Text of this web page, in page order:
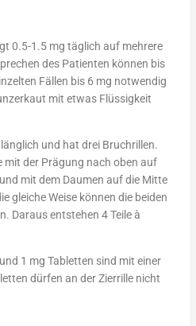
0.5-1.5 mg täglich auf mehrere
des Patienten können bis
Fällen bis 6 mg notwendig
mit etwas Flüssigkeit
und hat drei Bruchrillen.
mit der Prägung nach oben auf
mit dem Daumen auf die Mitte
gleiche Weise können die beiden
Daraus entstehen 4 Teile à
1 mg Tabletten sind mit einer
dürfen an der Zierrille nicht